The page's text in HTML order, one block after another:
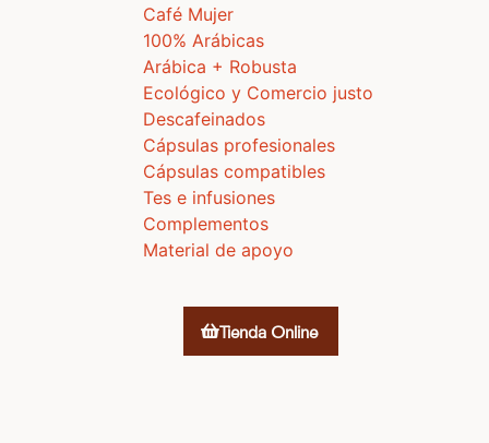
Café Mujer
100% Arábicas
Arábica + Robusta
Ecológico y Comercio justo
Descafeinados
Cápsulas profesionales
Cápsulas compatibles
Tes e infusiones
Complementos
Material de apoyo
Tienda Online